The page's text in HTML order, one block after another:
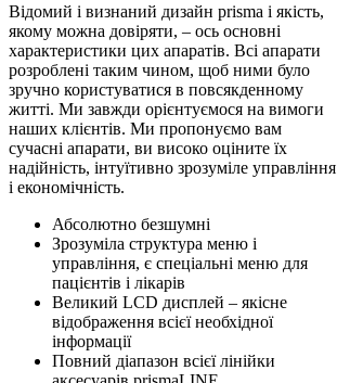
Відомий і визнаний дизайн prisma і якість,
якому можна довіряти, – ось основні
характеристики цих апаратів. Всі апарати
розроблені таким чином, щоб ними було
зручно користуватися в повсякденному
житті. Ми завжди орієнтуємося на вимоги
наших клієнтів. Ми пропонуємо вам
сучасні апарати, ви високо оціните їх
надійність, інтуїтивно зрозуміле управління
і економічність.
Абсолютно безшумні
Зрозуміла структура меню і
управління, є спеціальні меню для
пацієнтів і лікарів
Великий LCD дисплей – якісне
відображення всієї необхідної
інформації
Повний діапазон всієї лінійки